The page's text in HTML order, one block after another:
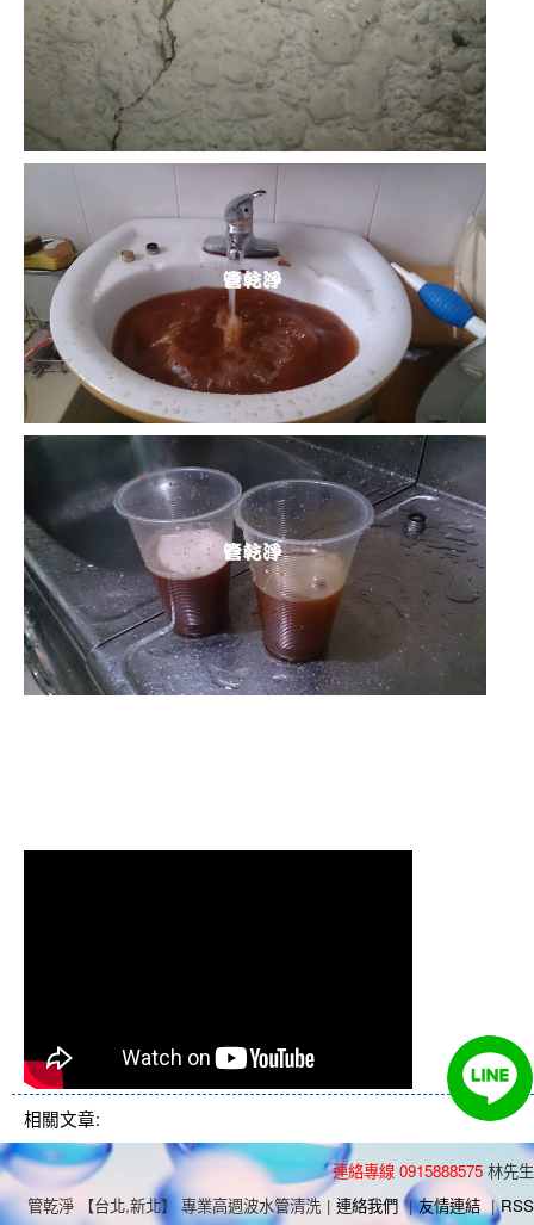
相關文章:
連絡專線 0915888575 林先生
管乾淨 【台北,新北】 專業高週波水管清洗 | 連絡我們 | 友情連結 | RSS